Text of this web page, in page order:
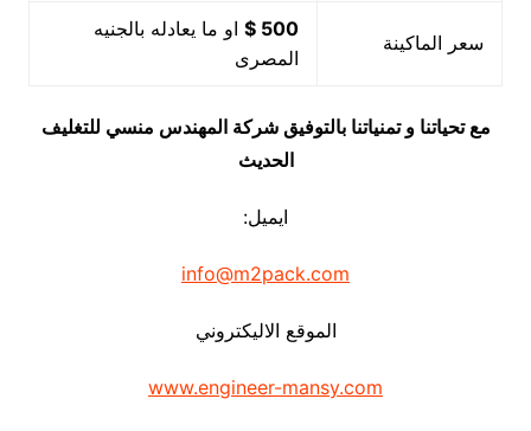
سعر الماكينة
500 $
او ما يعادله بالجنيه
المصرى
مع تحياتنا و تمنياتنا بالتوفيق شركة المهندس منسي للتغليف
الحديث
ايميل:
info@m2pack.com
الموقع الاليكتروني
www.engineer-mansy.com